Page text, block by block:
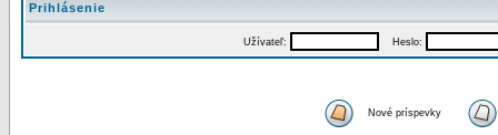
Prihlásenie
Užívateľ: Heslo:
Nové príspevky